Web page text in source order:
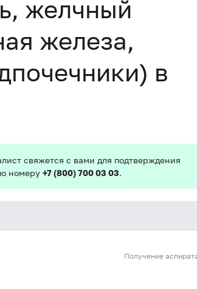
желчный
железа,
в
свяжется с вами для подтверждения
номеру +7 (800) 700 03 03.